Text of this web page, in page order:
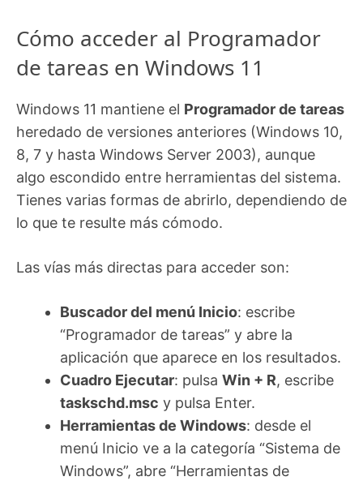
Cómo acceder al Programador
de tareas en Windows 11
Windows 11 mantiene el Programador de tareas
heredado de versiones anteriores (Windows 10,
8, 7 y hasta Windows Server 2003), aunque
algo escondido entre herramientas del sistema.
Tienes varias formas de abrirlo, dependiendo de
lo que te resulte más cómodo.
Las vías más directas para acceder son:
Buscador del menú Inicio: escribe
“Programador de tareas” y abre la
aplicación que aparece en los resultados.
Cuadro Ejecutar: pulsa Win + R, escribe
taskschd.msc y pulsa Enter.
Herramientas de Windows: desde el
menú Inicio ve a la categoría “Sistema de
Windows”, abre “Herramientas de